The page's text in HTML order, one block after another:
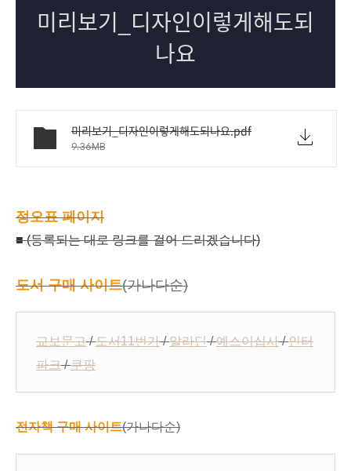
미리보기_디자인이렇게해도되나요.pdf
9.36MB
정오표 페이지
■ (등록되는 대로 링크를 걸어 드리겠습니다)
도서 구매 사이트(가나다순)
교보문고/도서11번가/알라딘/예스이십사/인터
파크/쿠팡
전자책 구매 사이트(가나다순)